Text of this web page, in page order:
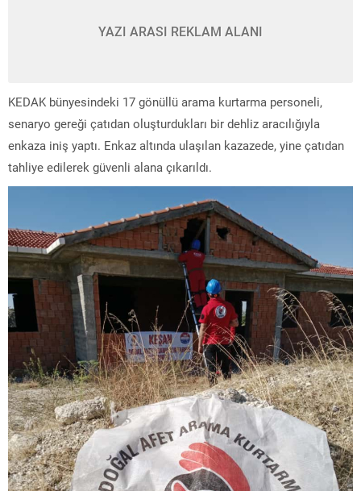
YAZI ARASI REKLAM ALANI
KEDAK bünyesindeki 17 gönüllü arama kurtarma personeli,
senaryo gereği çatıdan oluşturdukları bir dehliz aracılığıyla
enkaza iniş yaptı. Enkaz altında ulaşılan kazazede, yine çatıdan
tahliye edilerek güvenli alana çıkarıldı.